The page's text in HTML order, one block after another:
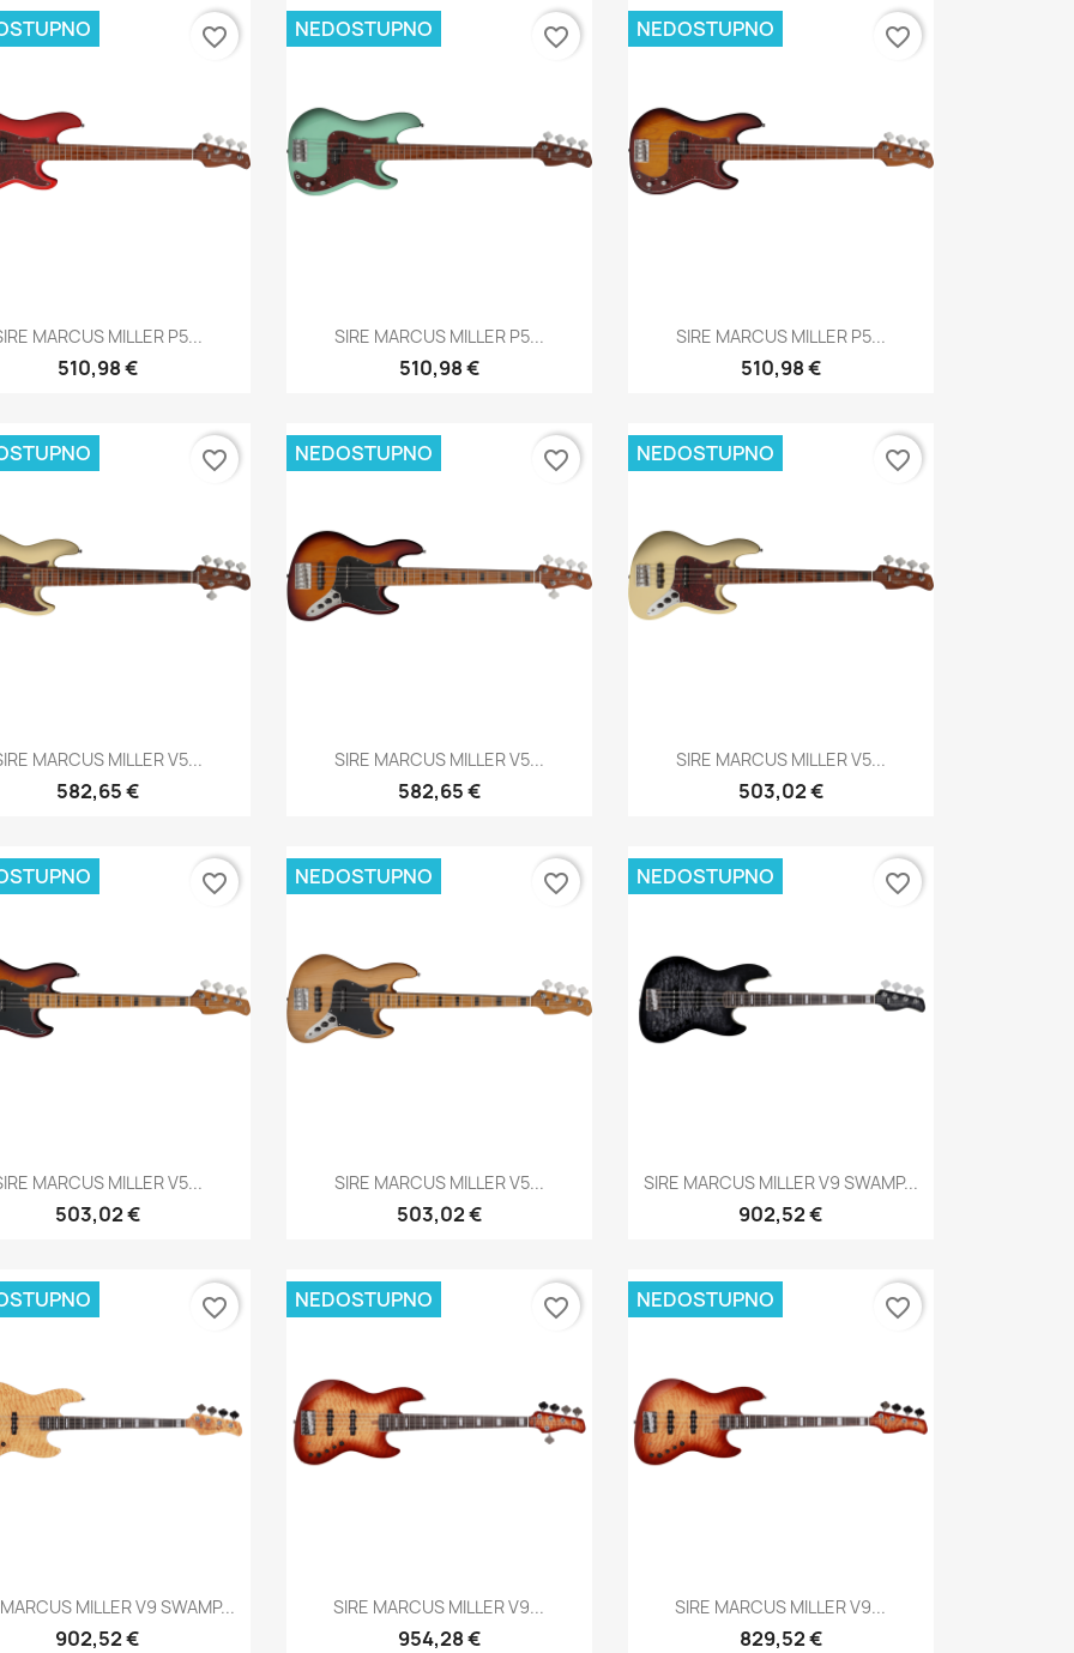
Brzi pregled
MARCUS MILLER P5...
510,98 €
favorite_border
Brzi pregled
SIRE MARCUS MILLER P5...
510,98 €
NEDOSTUPNO favorite_border
Brzi pregled
SIRE MARCUS MILLER P5...
510,98 €
NEDOSTUPNO favorite_border
Brzi pregled
MARCUS MILLER V5...
582,65 €
favorite_border
Brzi pregled
SIRE MARCUS MILLER V5...
582,65 €
NEDOSTUPNO favorite_border
Brzi pregled
SIRE MARCUS MILLER V5...
503,02 €
NEDOSTUPNO favorite_border
Brzi pregled
MARCUS MILLER V5...
503,02 €
favorite_border
Brzi pregled
SIRE MARCUS MILLER V5...
503,02 €
NEDOSTUPNO favorite_border
 Brzi pregled
SIRE MARCUS MILLER V9 SWAMP...
902,52 €
NEDOSTUPNO favorite_border
 Brzi pregled
MILLER V9 SWAMP...
902,52 €
favorite_border
Brzi pregled
SIRE MARCUS MILLER V9...
954,28 €
NEDOSTUPNO favorite_border
Brzi pregled
SIRE MARCUS MILLER V9...
829,52 €
NEDOSTUPNO favorite_border